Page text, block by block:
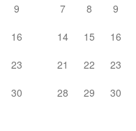
9
16
23
30
7
8 9
14
15 16
21
22 23
28
29 30